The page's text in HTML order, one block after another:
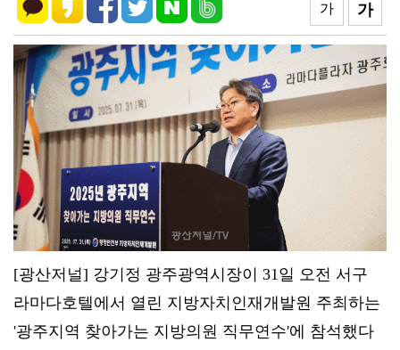
가
가
[광산저널] 강기정 광주광역시장이 31일 오전 서구
라마다호텔에서 열린 지방자치인재개발원 주최하는
'광주지역 찾아가는 지방의원 직무연수'에 참석했다